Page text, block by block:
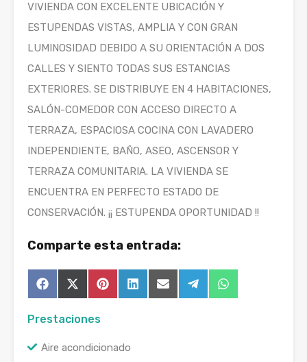
VIVIENDA CON EXCELENTE UBICACIÓN Y
ESTUPENDAS VISTAS, AMPLIA Y CON GRAN
LUMINOSIDAD DEBIDO A SU ORIENTACIÓN A DOS
CALLES Y SIENTO TODAS SUS ESTANCIAS
EXTERIORES. SE DISTRIBUYE EN 4 HABITACIONES,
SALÓN-COMEDOR CON ACCESO DIRECTO A
TERRAZA, ESPACIOSA COCINA CON LAVADERO
INDEPENDIENTE, BAÑO, ASEO, ASCENSOR Y
TERRAZA COMUNITARIA. LA VIVIENDA SE
ENCUENTRA EN PERFECTO ESTADO DE
CONSERVACIÓN. ¡¡ ESTUPENDA OPORTUNIDAD !!
Comparte esta entrada:
Compartir
en
FacebookCompartir
en
X
(Twitter)
Compartir
en
PinterestCompartir
en
LinkedInCompartir
en
Email Compartir
en
TelegramCompartir
en
WhatsApp
Prestaciones
Aire acondicionado